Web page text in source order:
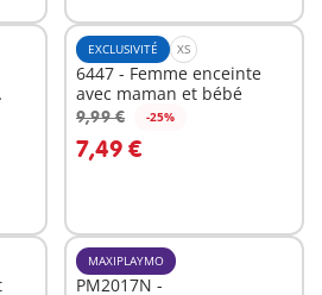
EXCLUSIVITÉ XS
6447 - Femme enceinte
avec maman et bébé
9,99 € -25%
7,49 €
Au panier
MAXIPLAYMO
PM2017N -